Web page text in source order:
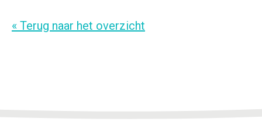
« Terug naar het overzicht